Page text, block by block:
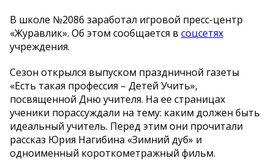
В школе №2086 заработал игровой пресс-центр
«Журавлик». Об этом сообщается в соцсетях
учреждения.
Сезон открылся выпуском праздничной газеты
«Есть такая профессия – Детей Учить»,
посвященной Дню учителя. На ее страницах
ученики порассуждали на тему: каким должен быть
идеальный учитель. Перед этим они прочитали
рассказ Юрия Нагибина «Зимний дуб» и
одноименный короткометражный фильм.